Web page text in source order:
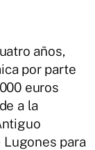
años,
por parte
euros
a la
para